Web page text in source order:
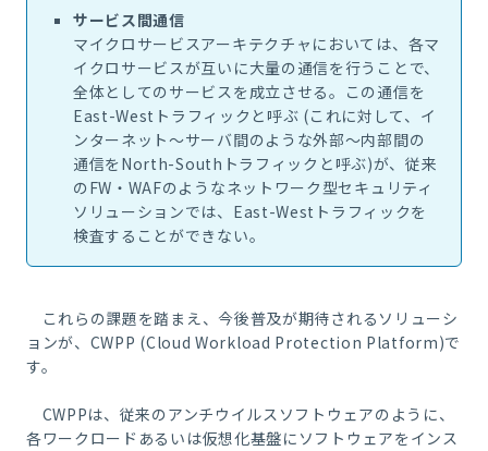
サービス間通信
マイクロサービスアーキテクチャにおいては、各マ
イクロサービスが互いに大量の通信を行うことで、
全体としてのサービスを成立させる。この通信を
East-Westトラフィックと呼ぶ (これに対して、イ
ンターネット～サーバ間のような外部～内部間の
通信をNorth-Southトラフィックと呼ぶ)が、従来
のFW・WAFのようなネットワーク型セキュリティ
ソリューションでは、East-Westトラフィックを
検査することができない。
これらの課題を踏まえ、今後普及が期待されるソリューシ
ョンが、CWPP (Cloud Workload Protection Platform)で
す。
CWPPは、従来のアンチウイルスソフトウェアのように、
各ワークロードあるいは仮想化基盤にソフトウェアをインス